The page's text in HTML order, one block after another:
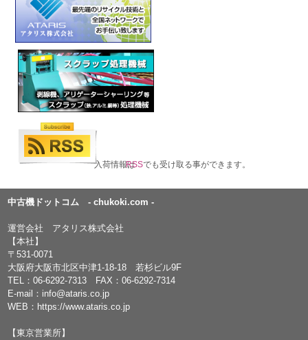
入荷情報はRSSでも受け取る事ができます。
中古機ドットコム - chukoki.com -
運営会社 アタリス株式会社
【本社】
〒531-0071
大阪府大阪市北区中津1-18-18 若杉ビル9F
TEL：06-6292-7313 FAX：06-6292-7314
E-mail： info@ataris.co.jp
WEB： https://www.ataris.co.jp
【東京営業所】